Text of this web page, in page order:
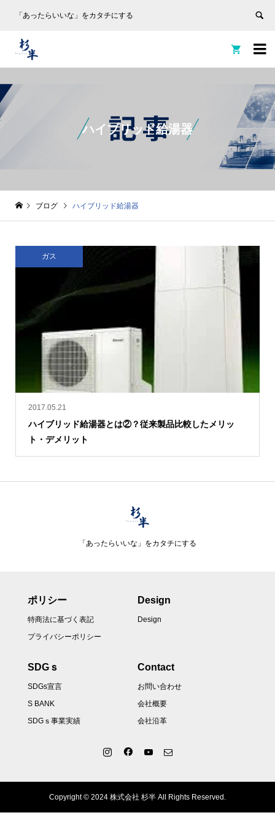
「あったらいいな」をカタチにする


ハイブリッド給湯器
ブログ ハイブリッド給湯器
2017.05.21
ハイブリッド給湯器とは②？従来製品比較したメリッ
ト・デメリット
ガス
「あったらいいな」をカタチにする
ポリシー
特商法に基づく表記
プライバシーポリシー
Design
Design
SDGｓ
SDGs宣言
S BANK
SDGｓ事業実績
Contact
お問い合わせ
会社概要
会社沿革
Copyright © 2024 株式会社 杉半 All Rights Reserved.